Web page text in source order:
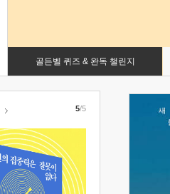
골든벨 퀴즈 & 완독 챌린지
5/5